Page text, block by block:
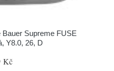
Supreme FUSE
Y8.0, 26, D
Kč